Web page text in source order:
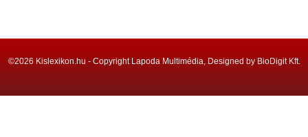
©2026 Kislexikon.hu - Copyright Lapoda Multimédia, Designed by BioDigit Kft.